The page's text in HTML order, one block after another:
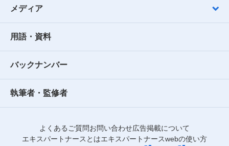
メディア
用語・資料
バックナンバー
執筆者・監修者
よくあるご質問お問い合わせ広告掲載について
エキスパートナースとはエキスパートナースwebの使い方